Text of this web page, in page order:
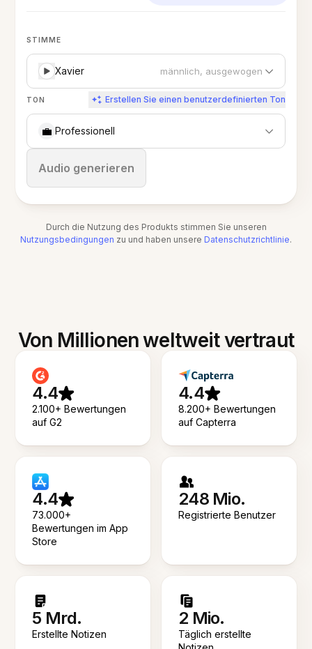
STIMME
Xavier männlich, ausgewogen
TON Erstellen Sie einen benutzerdefinierten Ton
💼 Professionell
Audio generieren
Stoppen
Durch die Nutzung des Produkts stimmen Sie unseren
Nutzungsbedingungen zu und haben unsere Datenschutzrichtlinie.
Von Millionen weltweit vertraut
4.4
2.100+ Bewertungen
auf G2
4.4
8.200+ Bewertungen
auf Capterra
4.4
73.000+
Bewertungen im App
Store
248 Mio.
Registrierte Benutzer
5 Mrd.
Erstellte Notizen
2 Mio.
Täglich erstellte